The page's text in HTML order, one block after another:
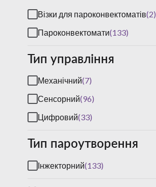
Explora Colombo KT(1)
Galilei Plus(2)
Orange Plus
Orange Vision (8)
Sapiens(7)
Vespucci(3)
Візки для пароконвектоматів(2)
Пароконвектомати(133)
Тип управління
Механічний(7)
Сенсорний(96)
Цифровий(33)
Тип пароутворення
Інжекторний(133)